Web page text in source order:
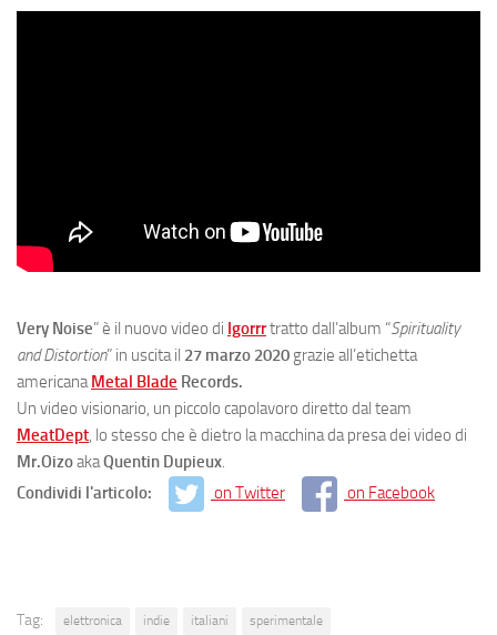
Very Noise” è il nuovo video di Igorrrtratto dall’album “Spirituality
and Distortion” in uscita il 27 marzo 2020 grazie all’etichetta
americanaMetal Blade Records.
Un video visionario, un piccolo capolavoro diretto dal team
MeatDept, lo stesso che è dietro la macchina da presa dei video di
Mr.OizoakaQuentin Dupieux.
Condividi l'articolo:
on Twitter on Facebook
Tag: elettronica indie italiani sperimentale